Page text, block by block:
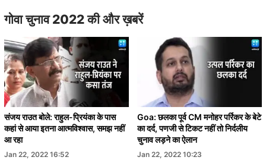
गोवा चुनाव 2022 की और ख़बरें
संजय राउत बोले: राहुल-प्रियंका के पास
कहां से आया इतना आत्मविश्वास, समझ नहीं
आ रहा
Jan 22, 2022 16:52
Goa: छलका पूर्व CM मनोहर पर्रिकर के बेटे
का दर्द, पणजी से टिकट नहीं तो निर्दलीय
चुनाव लड़ने का ऐलान
Jan 22, 2022 10:23